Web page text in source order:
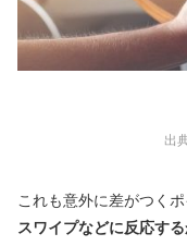
出
これも意外に差がつくポ
スワイプなどに反応す